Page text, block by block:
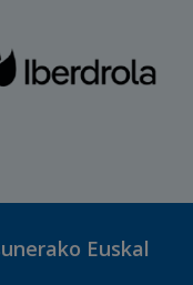
Euskal